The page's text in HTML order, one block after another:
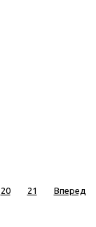
20 21 Вперед